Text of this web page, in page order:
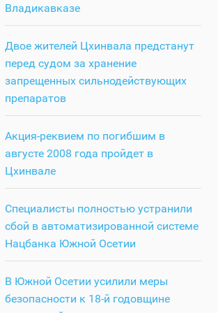
Владикавказе
Двое жителей Цхинвала предстанут
перед судом за хранение
запрещенных сильнодействующих
препаратов
Акция-реквием по погибшим в
августе 2008 года пройдет в
Цхинвале
Специалисты полностью устранили
сбой в автоматизированной системе
Нацбанка Южной Осетии
В Южной Осетии усилили меры
безопасности к 18-й годовщине